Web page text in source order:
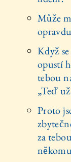
Může
Když
opustí
tebou
„Teď
Proto
za